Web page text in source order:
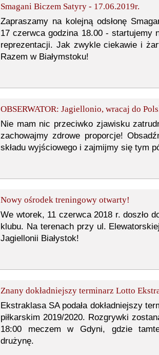
Smagani Biczem Satyry - 17.06.2019r.
Zapraszamy na kolejną odsłonę
17 czerwca godzina 18.00 -
reprezentacji. Jak zwykle ciekawie i
Razem w Białymstoku!
OBSERWATOR: Jagiellonio, wracaj do
Nie mam nic przeciwko zjawisku
zachowajmy zdrowe proporcje!
składu wyjściowego i zajmijmy się tym
Nowy ośrodek treningowy otwarty!
We wtorek, 11 czerwca 2018 r. doszło
klubu. Na terenach przy ul.
Jagiellonii Białystok!
Znany dokładniejszy terminarz Lotto
Ekstraklasa SA podała dokładniejszy
piłkarskim 2019/2020. Rozgrywki
18:00 meczem w Gdyni, gdzie
drużynę.